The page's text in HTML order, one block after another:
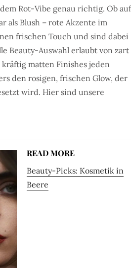
Rot-Vibe genau richtig. Ob auf
als Blush – rote Akzente im
frischen Touch und sind dabei
Beauty-Auswahl erlaubt von zart
matten Finishes jeden
den rosigen, frischen Glow, der
wird. Hier sind unsere
READ MORE
Beauty-Picks: Kosmetik in
Beere